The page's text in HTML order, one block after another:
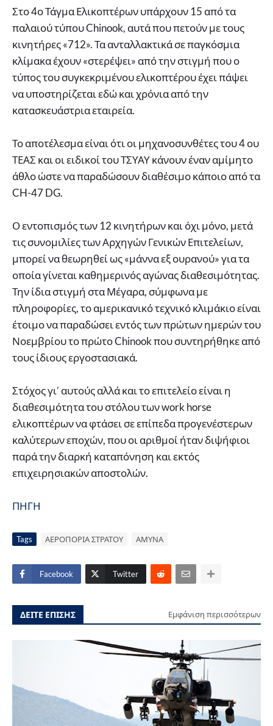
Στο 4ο Τάγμα Ελικοπτέρων υπάρχουν 15 από τα
παλαιού τύπου Chinook, αυτά που πετούν με τους
κινητήρες «712». Τα ανταλλακτικά σε παγκόσμια
κλίμακα έχουν «στερέψει» από την στιγμή που ο
τύπος του συγκεκριμένου ελικοπτέρου έχει πάψει
να υποστηρίζεται εδώ και χρόνια από την
κατασκευάστρια εταιρεία.
Το αποτέλεσμα είναι ότι οι μηχανοσυνθέτες του 4 ου
ΤΕΑΣ και οι ειδικοί του ΤΣΥΑΥ κάνουν έναν αμίμητο
άθλο ώστε να παραδώσουν διαθέσιμο κάποιο από τα
CH-47 DG.
Ο εντοπισμός των 12 κινητήρων και όχι μόνο, μετά
τις συνομιλίες των Αρχηγών Γενικών Επιτελείων,
μπορεί να θεωρηθεί ως «μάννα εξ ουρανού» για τα
οποία γίνεται καθημερινός αγώνας διαθεσιμότητας.
Την ίδια στιγμή στα Μέγαρα, σύμφωνα με
πληροφορίες, το αμερικανικό τεχνικό κλιμάκιο είναι
έτοιμο να παραδώσει εντός των πρώτων ημερών του
Νοεμβρίου το πρώτο Chinook που συντηρήθηκε από
τους ίδιους εργοστασιακά.
Στόχος γι’ αυτούς αλλά και το επιτελείο είναι η
διαθεσιμότητα του στόλου των work horse
ελικοπτέρων να φτάσει σε επίπεδα προγενέστερων
καλύτερων εποχών, που οι αριθμοί ήταν διψήφιοι
παρά την διαρκή καταπόνηση και εκτός
επιχειρησιακών αποστολών.
ΠΗΓΗ
Tags ΑΕΡΟΠΟΡΙΑ ΣΤΡΑΤΟΥ ΑΜΥΝΑ
Facebook Twitter
ΔΕΙΤΕ ΕΠΙΣΗΣ Εμφάνιση περισσότερων